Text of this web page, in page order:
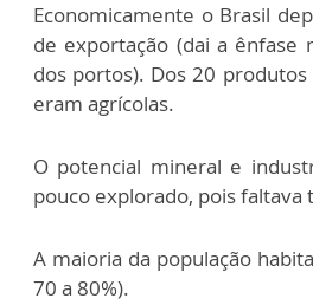
Economicamente o Brasil
de exportação (dai a ênfase
dos portos). Dos 20
eram agrícolas.
O potencial mineral e
pouco explorado, pois faltava
A maioria da população
70 a 80%).